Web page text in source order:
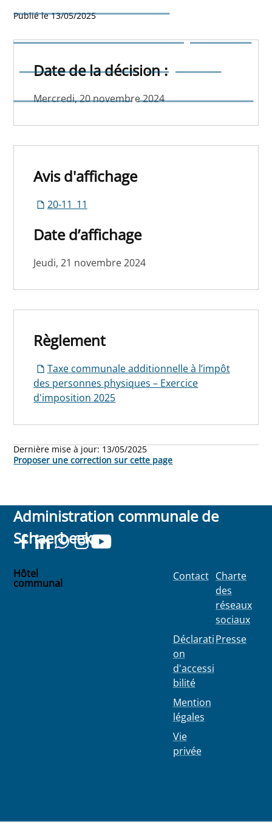
additionnelle à l’impôt des
personnes physiques –
Exercice d'imposition 2025
Publié le 13/05/2025
Date de la décision :
Mercredi, 20 novembre 2024
Avis d'affichage
20-11_11
Date d’affichage
Jeudi, 21 novembre 2024
Règlement
Taxe communale additionnelle à l’impôt
des personnes physiques – Exercice
d'imposition 2025
Dernière mise à jour: 13/05/2025
Proposer une correction sur cette page
Administration communale de
Schaerbeek
Hôtel
communal
Contact
Déclarati
on
d'accessi
bilité
Mention
légales
Vie
privée
Charte
des
réseaux
sociaux
Presse